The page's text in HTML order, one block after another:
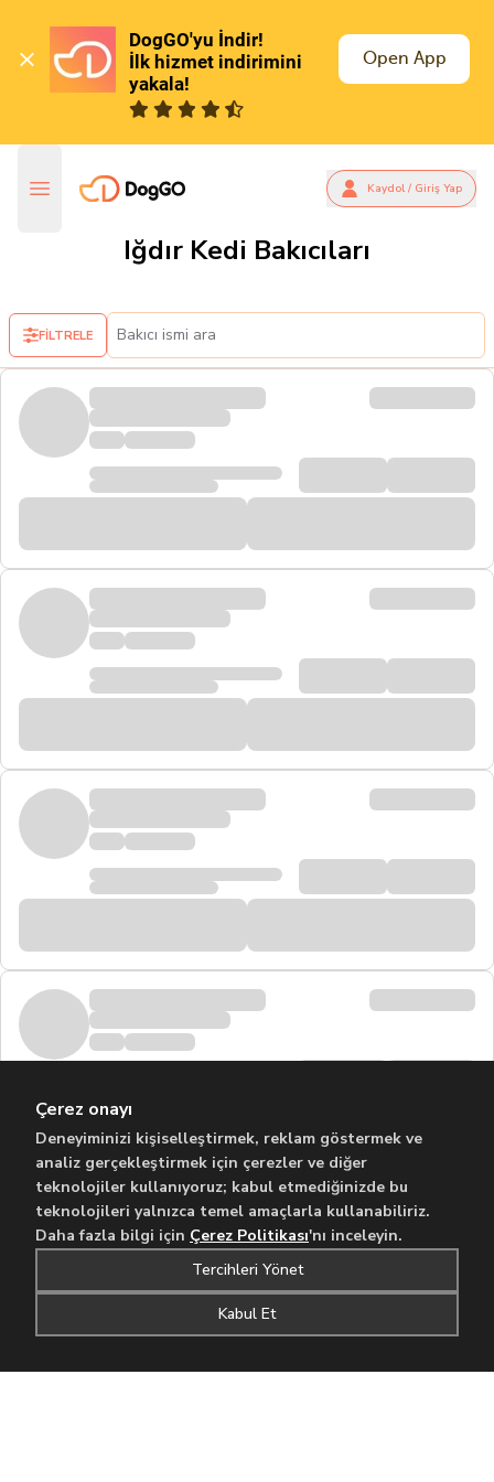
DogGO'yu İndir!
İlk hizmet indirimini
yakala!
Open App
Kaydol / Giriş Yap
Iğdır Kedi Bakıcıları
FİLTRELE
Çerez onayı
Deneyiminizi kişiselleştirmek, reklam göstermek ve
analiz gerçekleştirmek için çerezler ve diğer
teknolojiler kullanıyoruz; kabul etmediğinizde bu
teknolojileri yalnızca temel amaçlarla kullanabiliriz.
Daha fazla bilgi için Çerez Politikası'nı inceleyin.
Tercihleri Yönet
Kabul Et